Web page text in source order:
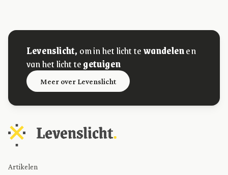
Levenslicht, om in het licht tewandelenen
van het licht tegetuigen
Meer over Levenslicht
Artikelen